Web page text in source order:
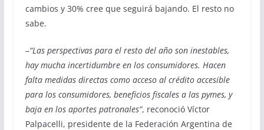
cambios y 30% cree que seguirá bajando. El resto no
sabe.
–“Las perspectivas para el resto del año son inestables,
hay mucha incertidumbre en los consumidores. Hacen
falta medidas directas como acceso al crédito accesible
para los consumidores, beneficios fiscales a las pymes, y
baja en los aportes patronales”, reconoció Víctor
Palpacelli, presidente de la Federación Argentina de